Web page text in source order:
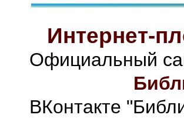
Интернет-
Официальный
ВКонтакте